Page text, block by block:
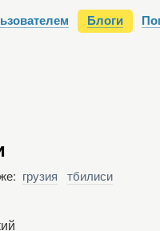
Блоги
грузия тбилиси